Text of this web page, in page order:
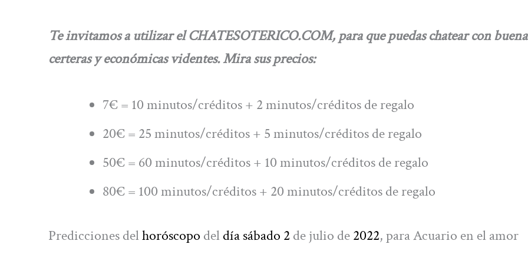
Te invitamos a utilizar el CHATESOTERICO.COM, para que puedas chatear con
certeras y económicas videntes. Mira sus precios:
7€ = 10 minutos/créditos + 2 minutos/créditos de regalo
20€ = 25 minutos/créditos + 5 minutos/créditos de regalo
50€ = 60 minutos/créditos + 10 minutos/créditos de regalo
80€ = 100 minutos/créditos + 20 minutos/créditos de regalo
Predicciones delhoróscopo deldía sábado 2 de julio de2022, para Acuario en el amor